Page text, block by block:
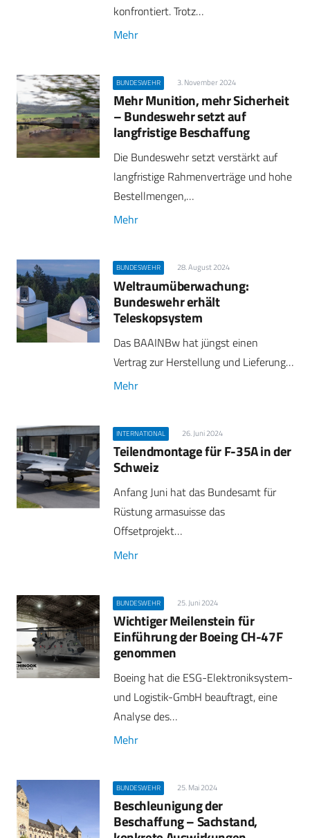
konfrontiert. Trotz…
Mehr
BUNDESWEHR 3. November 2024
Mehr Munition, mehr Sicherheit
– Bundeswehr setzt auf
langfristige Beschaffung
Die Bundeswehr setzt verstärkt auf
langfristige Rahmenverträge und hohe
Bestellmengen,…
Mehr
BUNDESWEHR 28. August 2024
Weltraumüberwachung:
Bundeswehr erhält
Teleskopsystem
Das BAAINBw hat jüngst einen
Vertrag zur Herstellung und Lieferung…
Mehr
INTERNATIONAL 26. Juni 2024
Teilendmontage für F-35A in der
Schweiz
Anfang Juni hat das Bundesamt für
Rüstung armasuisse das
Offsetprojekt…
Mehr
BUNDESWEHR 25. Juni 2024
Wichtiger Meilenstein für
Einführung der Boeing CH-47F
genommen
Boeing hat die ESG-Elektroniksystem-
und Logistik-GmbH beauftragt, eine
Analyse des…
Mehr
BUNDESWEHR 25. Mai 2024
Beschleunigung der
Beschaffung – Sachstand,